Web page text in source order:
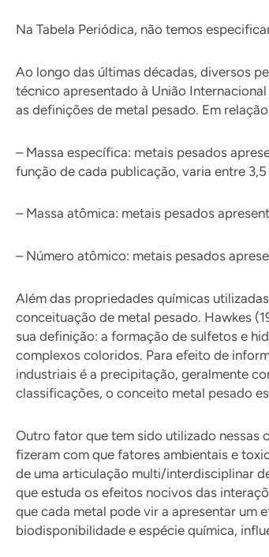
Na Tabela Periódica, não temos
Ao longo das últimas décadas, diversos
técnico apresentado à União
as definições de metal pesado. Em
– Massa específica: metais pesados
função de cada publicação, varia entre
– Massa atômica: metais pesados
– Número atômico: metais pesados
Além das propriedades químicas
conceituação de metal pesado. Hawkes
sua definição: a formação de sulfetos e
complexos coloridos. Para efeito de
industriais é a precipitação, geralmente
classificações, o conceito metal pesado
Outro fator que tem sido utilizado nessas
fizeram com que fatores ambientais e
de uma articulação multi/interdisciplinar
que estuda os efeitos nocivos das
que cada metal pode vir a apresentar
biodisponibilidade e espécie química,